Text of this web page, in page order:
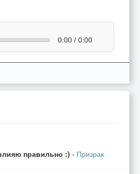
0:00 / 0:00
правильно :) - Призрак